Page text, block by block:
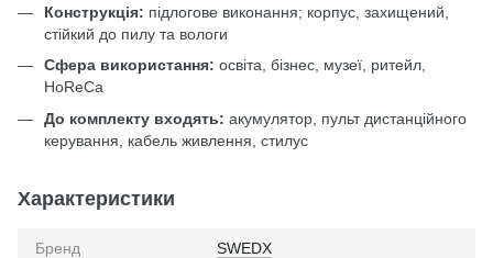
Конструкція: підлогове виконання; корпус, захищений,
стійкий до пилу та вологи
Сфера використання: освіта, бізнес, музеї, ритейл,
HoReCa
До комплекту входять: акумулятор, пульт дистанційного
керування, кабель живлення, стилус
Характеристики
Бренд SWEDX